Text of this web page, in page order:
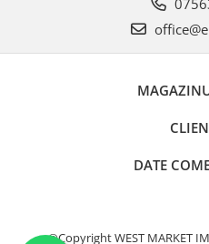
DATE
©Copyright WEST MARKET